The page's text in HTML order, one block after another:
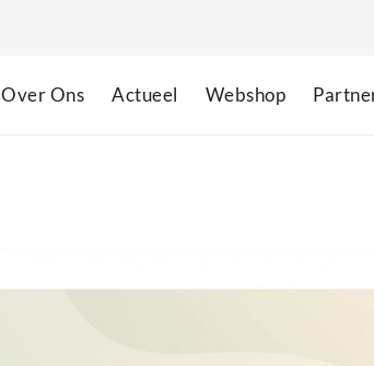
Over Ons Actueel Webshop